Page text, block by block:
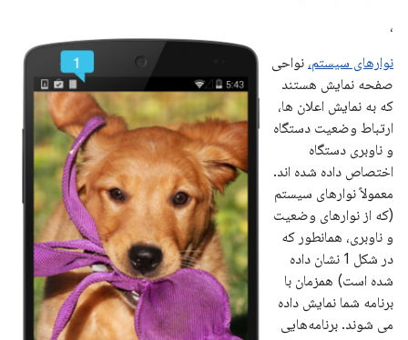
،
نوارهای سیستم، نواحی
صفحه نمایش هستند
که به نمایش اعلان ها،
ارتباط وضعیت دستگاه
و ناوبری دستگاه
اختصاص داده شده اند.
معمولاً نوارهای سیستم
(که از نوارهای وضعیت
و ناوبری، همانطور که
در شکل 1 نشان داده
شده است) همزمان با
برنامه شما نمایش داده
می شوند. برنامه‌هایی